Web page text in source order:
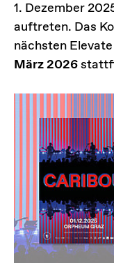
1. Dezember
auftreten. Das
nächsten
März 2026